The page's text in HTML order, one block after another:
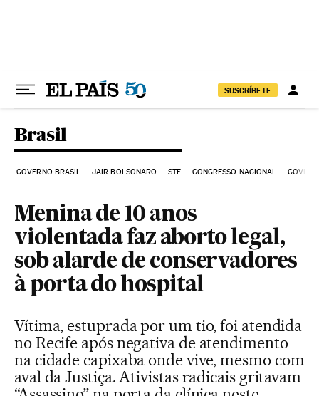
SUSCRÍBETE
Brasil
GOVERNO BRASIL JAIR BOLSONARO STF CONGRESSO NACIONAL COVID-
Menina de 10 anos
violentada faz aborto legal,
sob alarde de conservadores
à porta do hospital
Vítima, estuprada por um tio, foi atendida
no Recife após negativa de atendimento
na cidade capixaba onde vive, mesmo com
aval da Justiça. Ativistas radicais gritavam